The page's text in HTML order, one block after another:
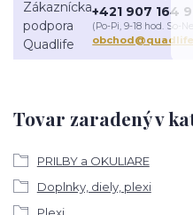
Tovar zaradený v
PRILBY a OKULIARE
Doplnky, diely, plexi
+421 907 164
(Po-Pi, 9-18 hod. So-